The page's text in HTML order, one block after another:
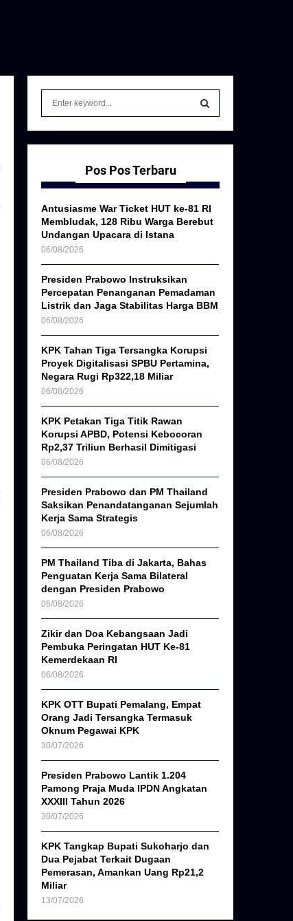
f
r
:
S
A
R
H
Pos Pos Terbaru
Antusiasme War Ticket HUT ke-81 RI
Membludak, 128 Ribu Warga Berebut
Undangan Upacara di Istana
06/08/2026
Presiden Prabowo Instruksikan
Percepatan Penanganan Pemadaman
Listrik dan Jaga Stabilitas Harga BBM
06/08/2026
KPK Tahan Tiga Tersangka Korupsi
Proyek Digitalisasi SPBU Pertamina,
Negara Rugi Rp322,18 Miliar
06/08/2026
KPK Petakan Tiga Titik Rawan
Korupsi APBD, Potensi Kebocoran
Rp2,37 Triliun Berhasil Dimitigasi
06/08/2026
Presiden Prabowo dan PM Thailand
Saksikan Penandatanganan Sejumlah
Kerja Sama Strategis
06/08/2026
PM Thailand Tiba di Jakarta, Bahas
Penguatan Kerja Sama Bilateral
dengan Presiden Prabowo
06/08/2026
Zikir dan Doa Kebangsaan Jadi
Pembuka Peringatan HUT Ke-81
Kemerdekaan RI
06/08/2026
KPK OTT Bupati Pemalang, Empat
Orang Jadi Tersangka Termasuk
Oknum Pegawai KPK
30/07/2026
Presiden Prabowo Lantik 1.204
Pamong Praja Muda IPDN Angkatan
XXXIII Tahun 2026
30/07/2026
KPK Tangkap Bupati Sukoharjo dan
Dua Pejabat Terkait Dugaan
Pemerasan, Amankan Uang Rp21,2
Miliar
13/07/2026